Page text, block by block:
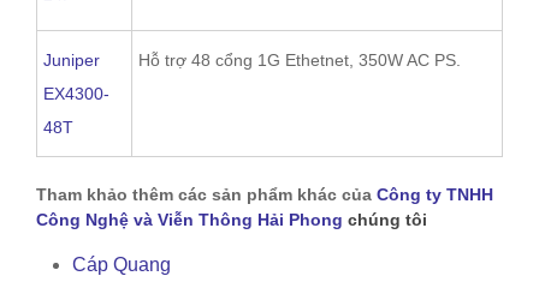
Juniper
EX4300-
48T
Hỗ trợ 48 cổng 1G Ethetnet, 350W AC PS.
Tham khảo thêm các sản phẩm khác của Công ty TNHH
Công Nghệ và Viễn Thông Hải Phong chúng tôi
Cáp Quang